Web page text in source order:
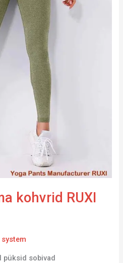
kohvrid RUXI
system
püksid sobivad